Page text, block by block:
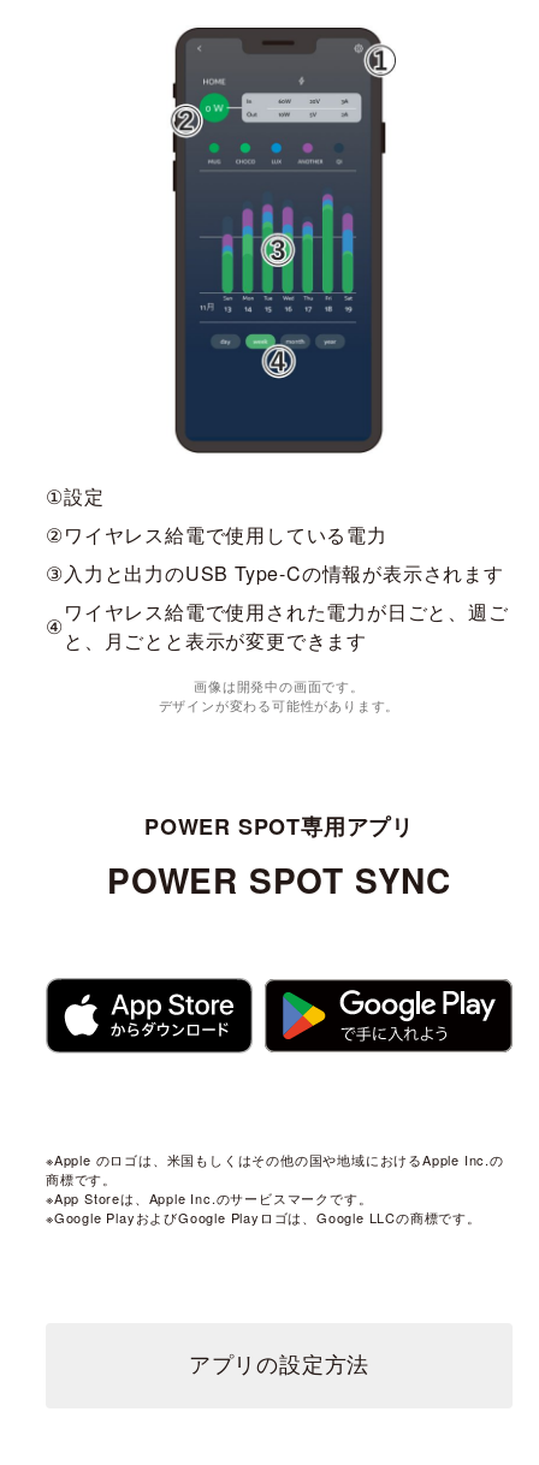
①設定
②ワイヤレス給電で使用している電力
③入力と出力のUSB Type-Cの情報が表示されます
④
ワイヤレス給電で使用された電力が日ごと、週ご
と、月ごとと表示が変更できます
画像は開発中の画面です。
デザインが変わる可能性があります。
POWER SPOT専用アプリ
POWER SPOT SYNC
※Apple のロゴは、米国もしくはその他の国や地域におけるApple Inc.の
商標です。
※App Storeは、Apple Inc.のサービスマークです。
※Google PlayおよびGoogle Playロゴは、Google LLCの商標です。
アプリの設定方法